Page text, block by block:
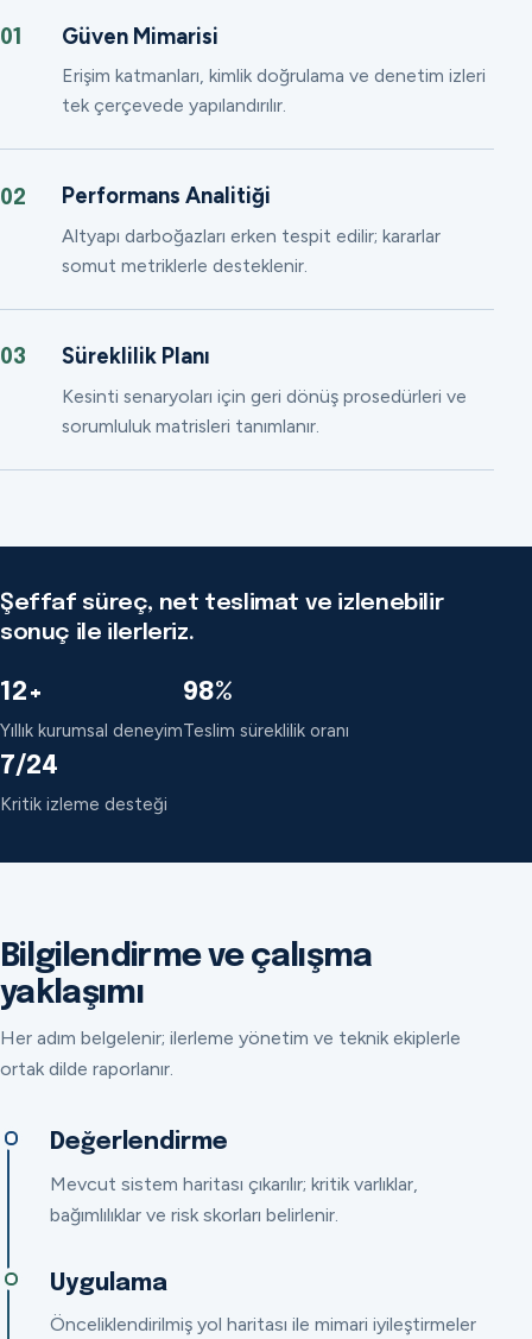
01 Güven Mimarisi
Erişim katmanları, kimlik doğrulama ve denetim izleri
tek çerçevede yapılandırılır.
02 Performans Analitiği
Altyapı darboğazları erken tespit edilir; kararlar
somut metriklerle desteklenir.
03 Süreklilik Planı
Kesinti senaryoları için geri dönüş prosedürleri ve
sorumluluk matrisleri tanımlanır.
Şeffaf süreç, net teslimat ve izlenebilir
sonuç ile ilerleriz.
12+
Yıllık kurumsal deneyim
98%
Teslim süreklilik oranı
7/24
Kritik izleme desteği
Bilgilendirme ve çalışma
yaklaşımı
Her adım belgelenir; ilerleme yönetim ve teknik ekiplerle
ortak dilde raporlanır.
Değerlendirme
Mevcut sistem haritası çıkarılır; kritik varlıklar,
bağımlılıklar ve risk skorları belirlenir.
Uygulama
Önceliklendirilmiş yol haritası ile mimari iyileştirmeler